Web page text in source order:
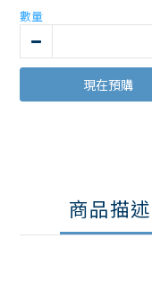
數量
現在預購
商品描述